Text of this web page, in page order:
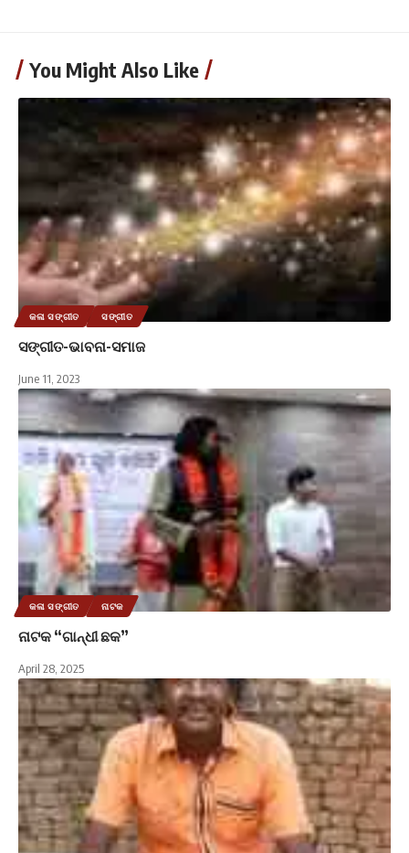
You Might Also Like
କଳା ସଙ୍ଗୀତ ସଙ୍ଗୀତ
ସଙ୍ଗୀତ-ଭାବନା-ସମାଜ
June 11, 2023
କଳା ସଙ୍ଗୀତ ନାଟକ
ନାଟକ “ଗାନ୍ଧୀ ଛକ”
April 28, 2025